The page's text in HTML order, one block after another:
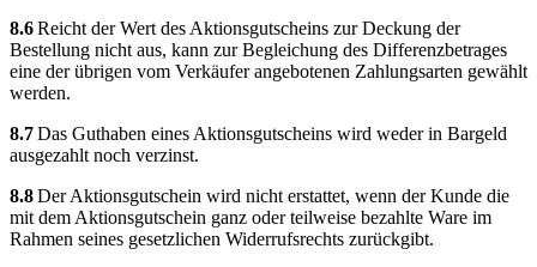
8.6Reicht der Wert des Aktionsgutscheins zur Deckung der
Bestellung nicht aus, kann zur Begleichung des Differenzbetrages
eine der übrigen vom Verkäufer angebotenen Zahlungsarten gewählt
werden.
8.7Das Guthaben eines Aktionsgutscheins wird weder in Bargeld
ausgezahlt noch verzinst.
8.8Der Aktionsgutschein wird nicht erstattet, wenn der Kunde die
mit dem Aktionsgutschein ganz oder teilweise bezahlte Ware im
Rahmen seines gesetzlichen Widerrufsrechts zurückgibt.